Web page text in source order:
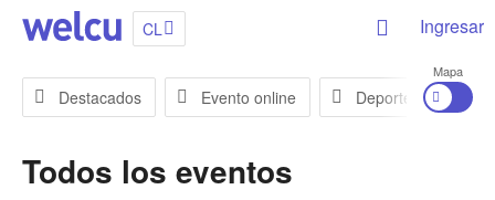
CL Ingresar
Destacados Evento online Deportes
Mapa
Todos los eventos